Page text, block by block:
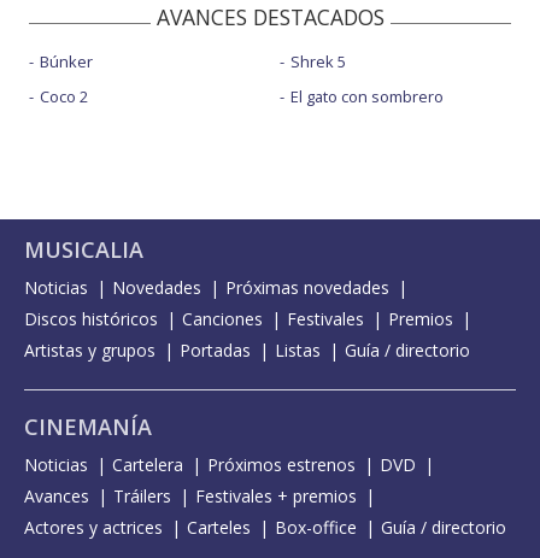
AVANCES DESTACADOS
Búnker
Coco 2
Shrek 5
El gato con sombrero
MUSICALIA
Noticias Novedades
Próximas novedades
Discos históricos
Canciones Festivales
Premios
Artistas y grupos
Portadas Listas Guía / directorio
CINEMANÍA
Noticias Cartelera Próximos estrenos
DVD
Avances
Tráilers
Festivales + premios
Actores y actrices
Carteles Box-office Guía / directorio